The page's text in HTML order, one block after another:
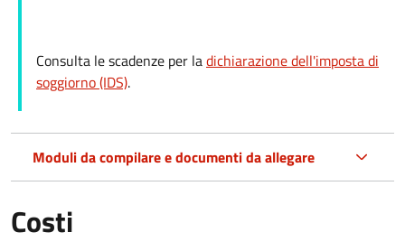
Consulta le scadenze per ladichiarazione dell'imposta di
soggiorno (IDS).
Moduli da compilare e documenti da allegare
Costi